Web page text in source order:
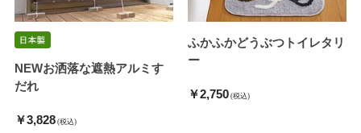
NEWお洒落な遮熱アルミす
だれ
￥3,828 (税込)
ふかふかどうぶつトイレタリ
ー
￥2,750 (税込)